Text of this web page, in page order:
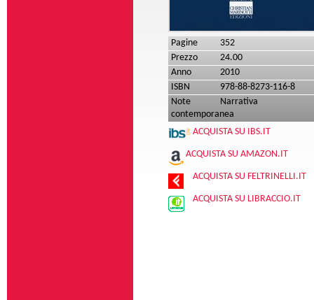
Pagine
352
Prezzo
24.00
Anno
2010
ISBN
978-88-8273-116-8
Note
Narrativa
contemporanea
ACQUISTA SU IBS.IT
ACQUISTA SU AMAZON.IT
ACQUISTA SU FELTRINELLI.IT
ACQUISTA SU LIBRACCIO.IT